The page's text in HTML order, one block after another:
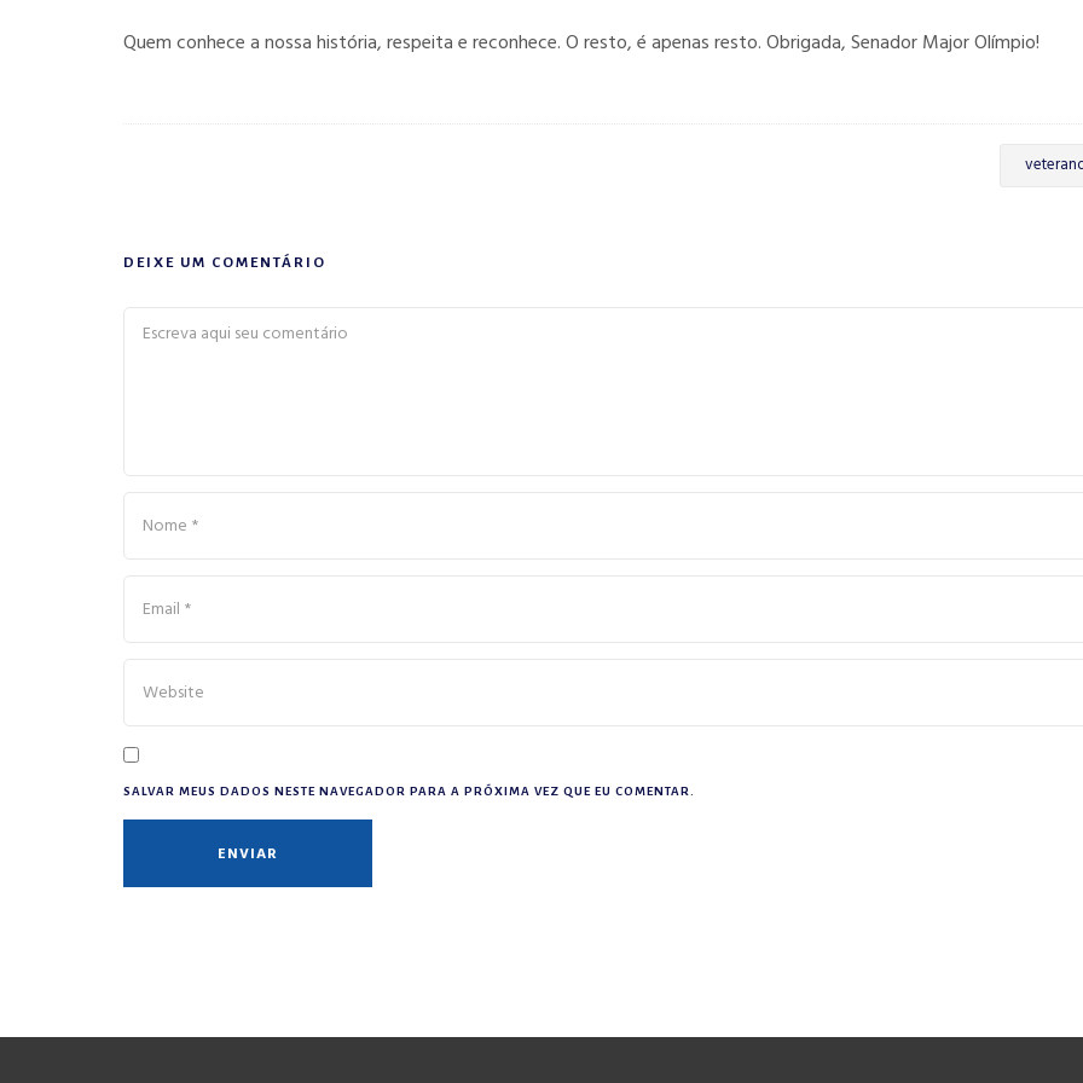
Quem conhece a nossa história, respeita e reconhece. O resto, é apenas resto. Obrigada, Senador Major Olímpio!
DEIXE UM COMENTÁRIO
SALVAR MEUS DADOS NESTE NAVEGADOR PARA A PRÓXIMA VEZ QUE EU COMENTAR.